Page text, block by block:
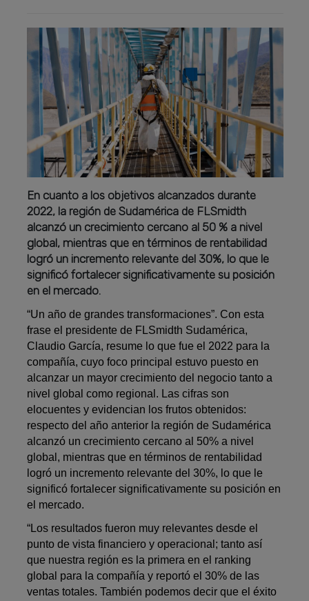
En cuanto a los objetivos alcanzados durante
2022, la región de Sudamérica de FLSmidth
alcanzó un crecimiento cercano al 50 % a nivel
global, mientras que en términos de rentabilidad
logró un incremento relevante del 30%, lo que le
significó fortalecer significativamente su posición
en el mercado.
“Un año de grandes transformaciones”. Con esta
frase el presidente de FLSmidth Sudamérica,
Claudio García, resume lo que fue el 2022 para la
compañía, cuyo foco principal estuvo puesto en
alcanzar un mayor crecimiento del negocio tanto a
nivel global como regional. Las cifras son
elocuentes y evidencian los frutos obtenidos:
respecto del año anterior la región de Sudamérica
alcanzó un crecimiento cercano al 50% a nivel
global, mientras que en términos de rentabilidad
logró un incremento relevante del 30%, lo que le
significó fortalecer significativamente su posición en
el mercado.
“Los resultados fueron muy relevantes desde el
punto de vista financiero y operacional; tanto así
que nuestra región es la primera en el ranking
global para la compañía y reportó el 30% de las
ventas totales. También podemos decir que el éxito